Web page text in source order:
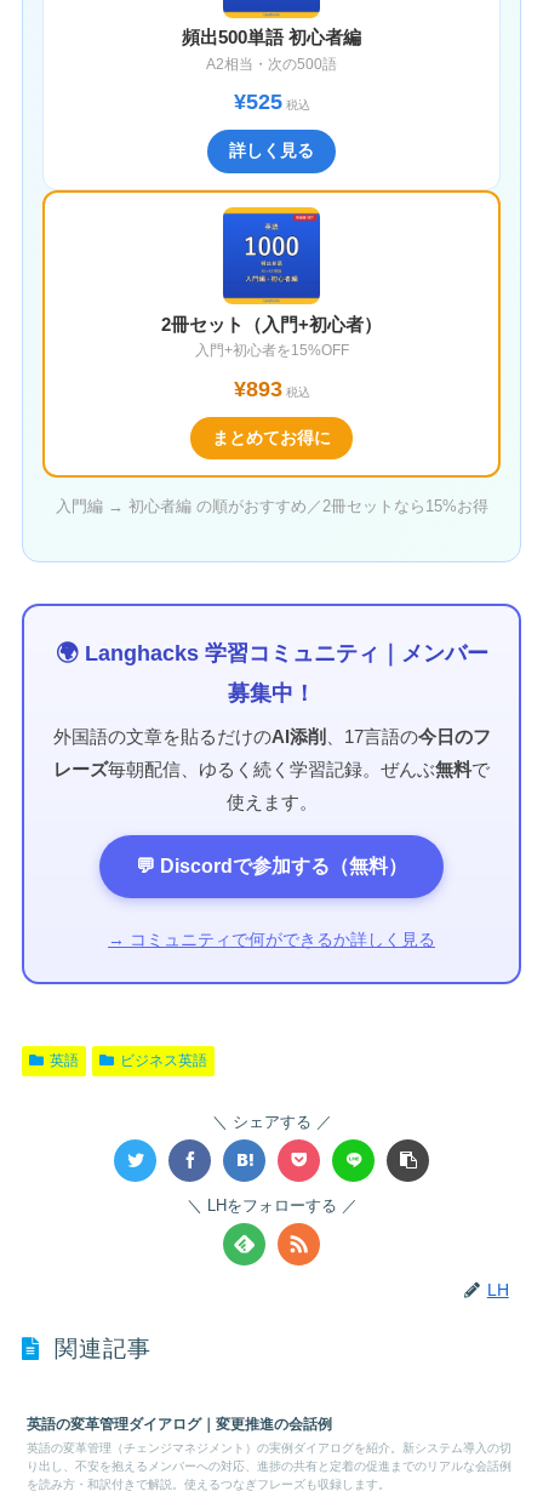
頻出500単語 初心者編
A2相当・次の500語
¥525税込
詳しく見る
2冊セット（入門+初心者）
入門+初心者を15%OFF
¥893税込
まとめてお得に
入門編 → 初心者編 の順がおすすめ／2冊セットなら15%お得
🌍 Langhacks 学習コミュニティ｜メンバー
募集中！
外国語の文章を貼るだけのAI添削 、17言語の今日のフ
レーズ毎朝配信、ゆるく続く学習記録。ぜんぶ無料で
使えます。
💬 Discordで参加する（無料）
→ コミュニティで何ができるか詳しく見る
英語 ビジネス英語
シェアする
LHをフォローする
LH
関連記事
英語の変革管理ダイアログ｜変更推進の会話例
英語の変革管理（チェンジマネジメント）の実例ダイアログを紹介。新システム導入の切
り出し、不安を抱えるメンバーへの対応、進捗の共有と定着の促進までのリアルな会話例
を読み方・和訳付きで解説。使えるつなぎフレーズも収録します。